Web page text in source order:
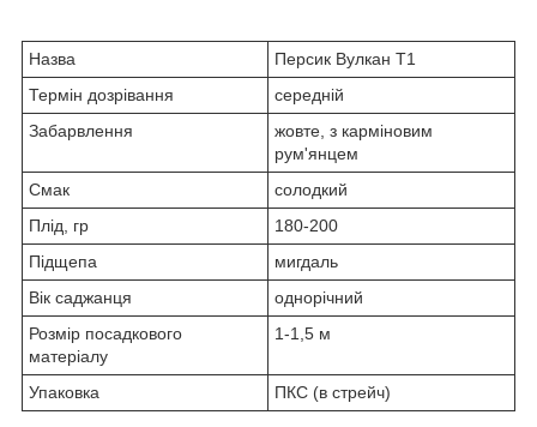
Назва
Персик Вулкан Т1
Термін дозрівання
середній
Забарвлення
жовте, з карміновим
рум'янцем
Смак
солодкий
Плід, гр
180-200
Підщепа
мигдаль
Вік саджанця
однорічний
Розмір посадкового
матеріалу
1-1,5 м
Упаковка ПКС (в стрейч)